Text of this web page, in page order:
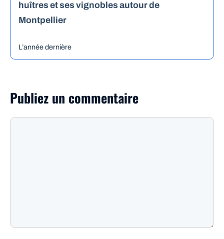
huîtres et ses vignobles autour de
Montpellier
L’année dernière
Publiez un commentaire
Commentaire